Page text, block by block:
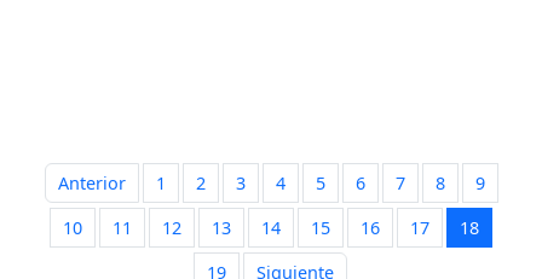
Anterior 1 2 3 4 5 6 7 8
9
10
11 12 13 14 15 16 17
18
19
Siguiente